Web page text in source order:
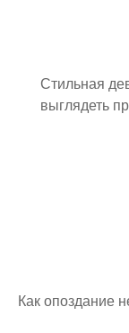
Стильная
выглядеть
Как опоздание